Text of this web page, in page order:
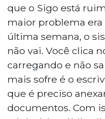
que o Sigo está
maior problema era
última semana, o
não vai. Você clica
carregando e não
mais sofre é o
que é preciso
documentos. Com